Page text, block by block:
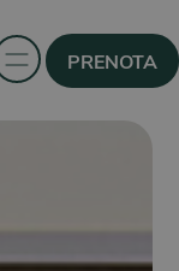
PRENOTA